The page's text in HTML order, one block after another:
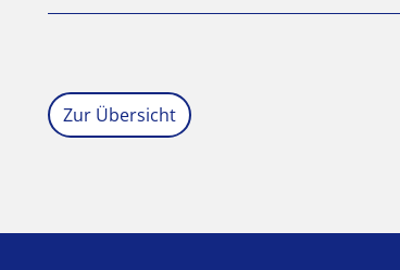
Zur Übersicht